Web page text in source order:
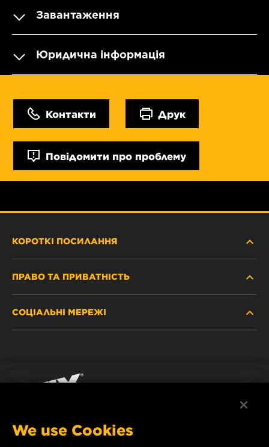
Завантаження
Юридична інформація
Контакти Друк
Повідомити про проблему
КОРОТКІ ПОСИЛАННЯ
ПРАВО ТА ПРИВАТНІСТЬ
ЗАХИСТ ПЕРСОНАЛЬНИХ ДАНИХ
РЕКВІЗИТИ
СОЦІАЛЬНІ МЕРЕЖІ
We use Cookies